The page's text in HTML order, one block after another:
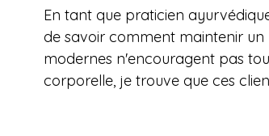
En tant que praticien
de savoir comment maintenir un
modernes n'encouragent pas
corporelle, je trouve que ces